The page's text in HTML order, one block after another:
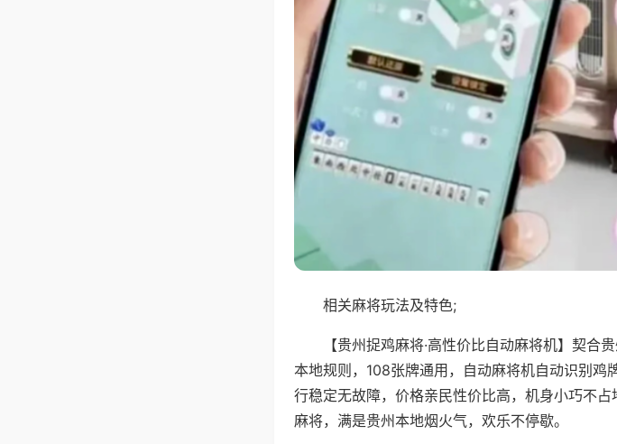
相关麻将玩法及特色;
【贵州捉鸡麻将·高性价比自动麻将机】契
本地规则，108张牌通用，自动麻将机自动识别
行稳定无故障，价格亲民性价比高，机身小巧不
麻将，满是贵州本地烟火气，欢乐不停歇。